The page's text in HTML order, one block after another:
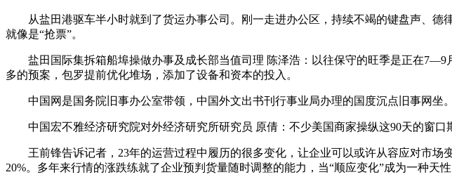
从盐田港驱车半小时就到了货运办事公司。刚一走进办公区，持续不竭的键盘声、德
就像是“抢票”。
盐田国际集拆箱船埠操做办事及成长部当值司理 陈泽浩：以往保守的旺季是正在7—9
多的预案，包罗提前优化堆场，添加了设备和资本的投入。
中国网是国务院旧事办公室带领，中国外文出书刊行事业局办理的国度沉点旧事网坐
中国宏不雅经济研究院对外经济研究所研究员 原倩：不少美国商家操纵这90天的窗口
王前锋告诉记者，23年的运营过程中履历的很多变化，让企业可以或许从容应对市场
20%。多年来行情的涨跌练就了企业预判货量随时调整的能力，当“顺应变化”成为一种天